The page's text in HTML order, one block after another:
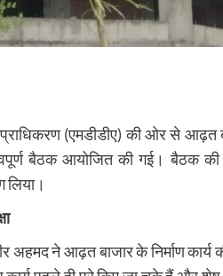
(एमडीडीए) की ओर से आढ़त
बैठक आयोजित की गई। बैठक की
लिया।
ने आढ़त बाजार के निर्माण कार्य